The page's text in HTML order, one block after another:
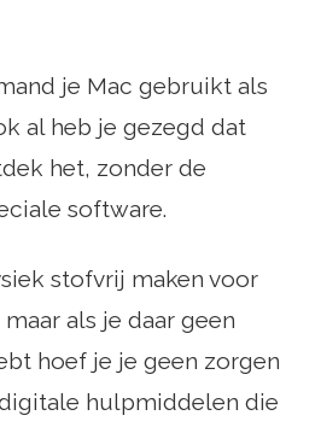
je Mac gebruikt als
al heb je gezegd dat
het, zonder de
software.
stofvrij maken voor
als je daar geen
hoef je je geen zorgen
hulpmiddelen die